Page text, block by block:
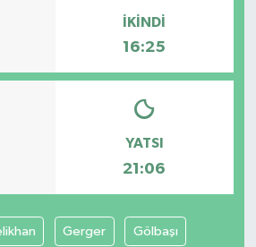
İKINDI
16:25
YATSI
21:06
Gerger Gölbaşı